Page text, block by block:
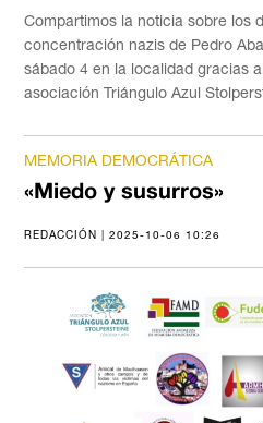
Compartimos la noticia sobre los
concentración nazis de Pedro
sábado 4 en la localidad gracias
asociación Triángulo Azul
MEMORIA DEMOCRÁTICA
«Miedo y susurros»
REDACCIÓN | 2025-10-06 10:26